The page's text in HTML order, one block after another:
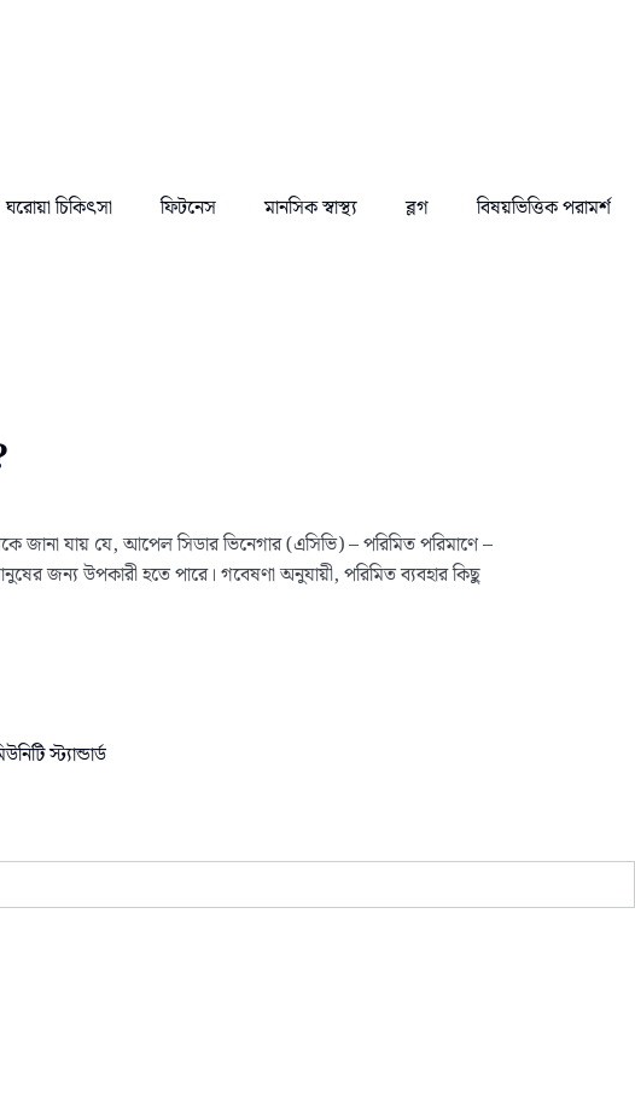
ঘরোয়া চিকিৎসা ফিটনেস মানসিক স্বাস্থ্য ব্লগ বিষয়ভিত্তিক পরামর্শ
জানা যায় যে, আপেল সিডার ভিনেগার (এসিভি) – পরিমিত পরিমাণে –
জন্য উপকারী হতে পারে। গবেষণা অনুযায়ী, পরিমিত ব্যবহার কিছু
স্ট্যান্ডার্ড